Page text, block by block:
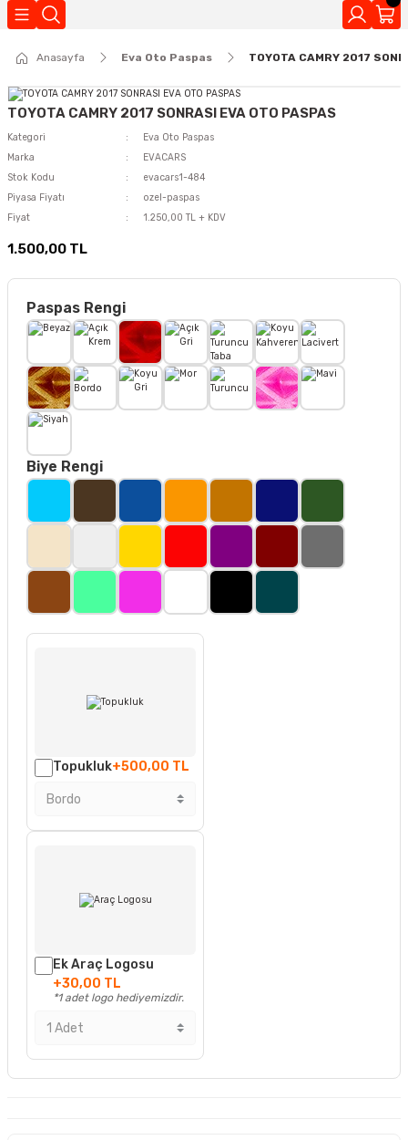
Anasayfa Eva Oto Paspas TOYOTA CAMRY 2017
TOYOTA CAMRY 2017 SONRASI EVA OTO PASPAS
Kategori
Eva Oto Paspas
Marka
EVACARS
Stok Kodu
evacars1-484
Piyasa Fiyatı
ozel-paspas
Fiyat
1.250,00 TL + KDV
1.500,00 TL
Paspas Rengi
Biye Rengi
Topukluk+500,00 TL
Ek Araç Logosu
+30,00 TL
*1 adet logo hediyemizdir.